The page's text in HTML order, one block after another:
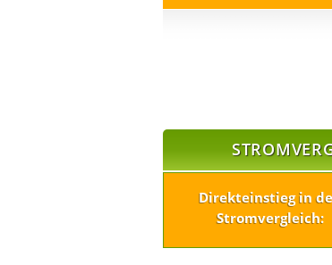
Direkteinstieg in
Stromvergleich: